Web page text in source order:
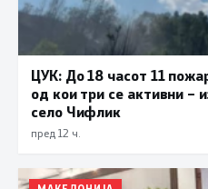
ЦУК: До 18 часот 11
од кои три се активни –
село Чифлик
пред 12 ч.